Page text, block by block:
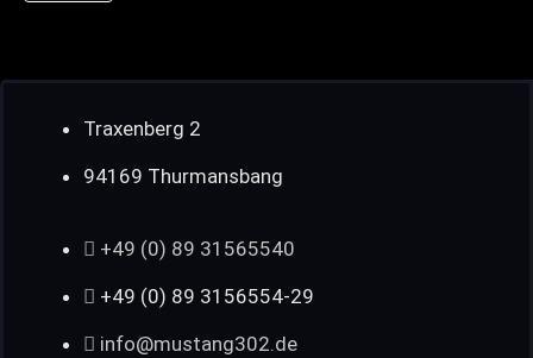
Traxenberg 2
94169 Thurmansbang
+49 (0) 89 31565540
+49 (0) 89 3156554-29
info@mustang302.de